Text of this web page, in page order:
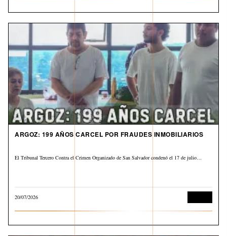
ARGOZ: 199 AÑOS CARCEL POR FRAUDES INMOBILIARIOS
El Tribunal Tercero Contra el Crimen Organizado de San Salvador condenó el 17 de julio…
20/07/2026